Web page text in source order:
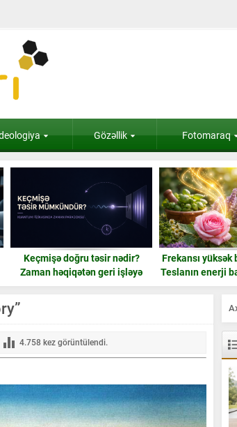
Gözəllik Fotomaraq
Keçmişə doğru təsir nədir?
Zaman həqiqətən geri işləyə
Frekansı
Teslanın enerji
4.758 kez görüntülendi.